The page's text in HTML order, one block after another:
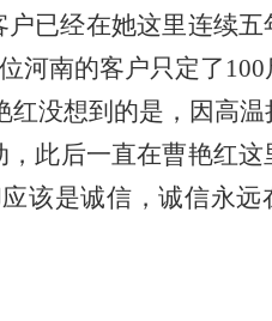
已经在她这里连续五
河南的客户只定了100
红没想到的是，因高
此后一直在曹艳红这
该是诚信，诚信永远